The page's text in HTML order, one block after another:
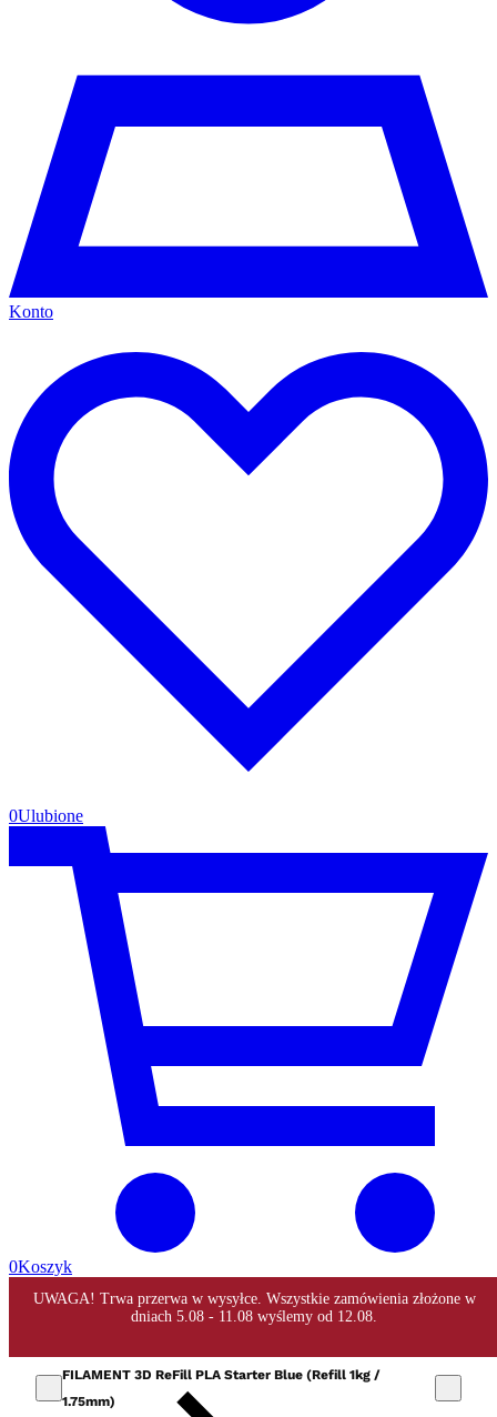
Konto
0Ulubione
0Koszyk
FILAMENT 3D ReFill PLA Starter Blue (Refill 1kg /
1.75mm)